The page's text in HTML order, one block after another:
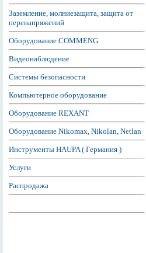
Заземление, молниезащита, защита от
перенапряжений
Оборудование COMMENG
Видеонаблюдение
Системы безопасности
Компьютерное оборудование
Оборудование REXANT
Оборудование Nikomax, Nikolan, Netlan
Инструменты HAUPA ( Германия )
Услуги
Распродажа